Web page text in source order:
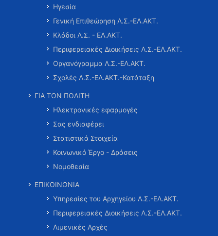
Ηγεσία
Γενική Επιθεώρηση Λ.Σ.-ΕΛ.ΑΚΤ.
Κλάδοι Λ.Σ. - ΕΛ.ΑΚΤ.
Περιφερειακές Διοικήσεις Λ.Σ.-ΕΛ.ΑΚΤ.
Οργανόγραμμα Λ.Σ.-ΕΛ.ΑΚΤ.
Σχολές Λ.Σ.-ΕΛ.ΑΚΤ.-Κατάταξη
ΓΙΑ ΤΟΝ ΠΟΛΙΤΗ
Ηλεκτρονικές εφαρμογές
Σας ενδιαφέρει
Στατιστικά Στοιχεία
Κοινωνικό Έργο - Δράσεις
Νομοθεσία
ΕΠΙΚΟΙΝΩΝΙΑ
Υπηρεσίες του Αρχηγείου Λ.Σ.-ΕΛ.ΑΚΤ.
Περιφερειακές Διοικήσεις Λ.Σ.-ΕΛ.ΑΚΤ.
Λιμενικές Αρχές